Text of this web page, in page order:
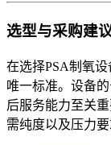
选型与采购建
在选择PSA制氧
唯一标准。设备
后服务能力至关
需纯度以及压力